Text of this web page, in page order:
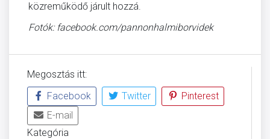
közreműködő járult hozzá.
Fotók: facebook.com/pannonhalmiborvidek
Megosztás itt:
Facebook
Twitter
Pinterest
E-mail
Kategória